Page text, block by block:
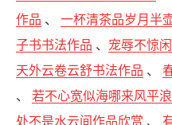
作品 、一杯清茶品岁月半
子书书法作品 、 宠辱不惊
天外云卷云舒书法作品 、
、若不心宽似海哪来风平
处不是水云间作品欣赏 、